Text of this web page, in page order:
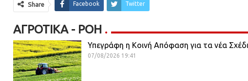
Share Facebook Twitter
ΑΓΡΟΤΙΚΆ - ΡΟΗ
Υπεγράφη η Κοινή Απόφαση για τα νέα
07/08/2026 19:41